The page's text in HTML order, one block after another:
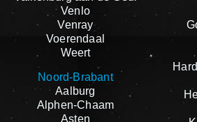
Venlo
Venray
Voerendaal
Weert
Noord-Brabant
Aalburg
Alphen-Chaam
Asten